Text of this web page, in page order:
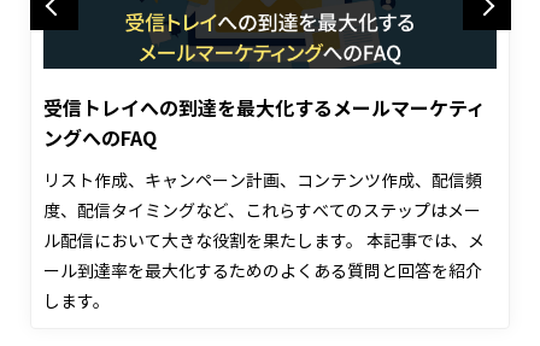
Previous
受信トレイへの到達を最大化するメールマーケティ
ングへのFAQ
リスト作成、キャンペーン計画、コンテンツ作成、配信頻
度、配信タイミングなど、これらすべてのステップはメー
ル配信において大きな役割を果たします。 本記事では、メ
ール到達率を最大化するためのよくある質問と回答を紹介
します。
Next